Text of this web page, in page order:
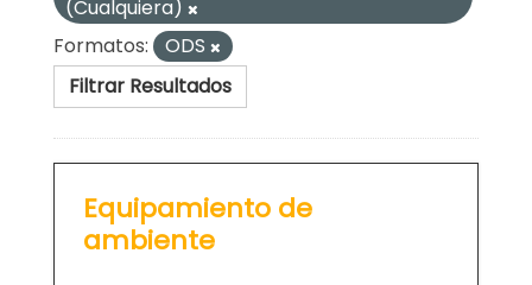
(Cualquiera)
Formatos:
ODS
Filtrar Resultados
Equipamiento de
ambiente